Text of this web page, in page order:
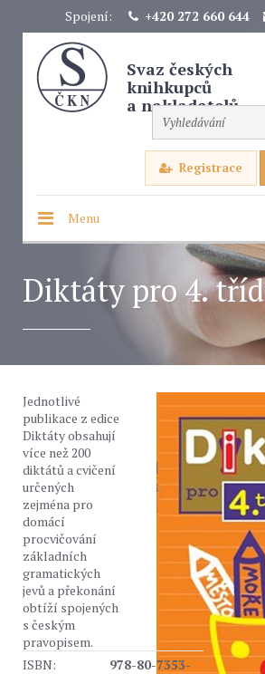
Spojení: +420 272 660 644
Svaz českých
knihkupců
a nakladatelů
Registrace
Menu
Diktáty pro 4.
Jednotlivé
publikace z edice
Diktáty obsahují
více než 200
diktátů a cvičení
určených
zejména pro
domácí
procvičování
základních
gramatických
jevů a překonání
obtíží spojených
s českým
pravopisem.
ISBN:
978-80-7353-